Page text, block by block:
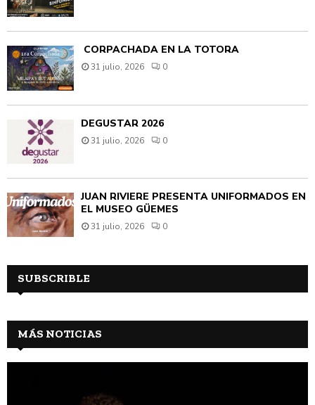
CORPACHADA EN LA TOTORA
31 julio, 2026 0
DEGUSTAR 2026
31 julio, 2026 0
JUAN RIVIÈRE PRESENTA UNIFORMADOS EN
EL MUSEO GÜEMES
31 julio, 2026 0
SUBSCRIBLE
MÁS NOTICIAS